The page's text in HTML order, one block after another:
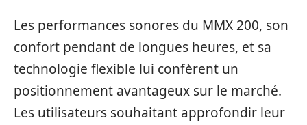
Les performances sonores du MMX 200, son
confort pendant de longues heures, et sa
technologie flexible lui confèrent un
positionnement avantageux sur le marché.
Les utilisateurs souhaitant approfondir leur